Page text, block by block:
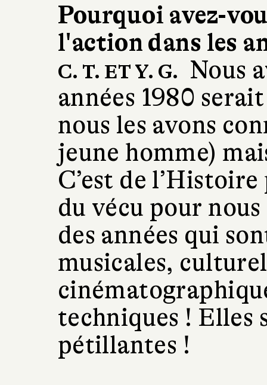
Pourquoi avez-
l'action dans les
C. T. ET Y. G.
Nous
années 1980
nous les avons
jeune homme)
C’est de
du vécu pour
des années qui
musicales,
techniques ! Elles
pétillantes !